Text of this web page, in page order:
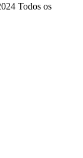
Todos os